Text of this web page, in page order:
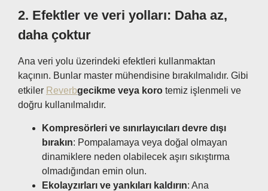
2. Efektler ve veri yolları: Daha az,
daha çoktur
Ana veri yolu üzerindeki efektleri kullanmaktan
kaçının. Bunlar master mühendisine bırakılmalıdır. Gibi
etkiler Reverbgecikme veya koro temiz işlenmeli ve
doğru kullanılmalıdır.
Kompresörleri ve sınırlayıcıları devre dışı
bırakın: Pompalamaya veya doğal olmayan
dinamiklere neden olabilecek aşırı sıkıştırma
olmadığından emin olun.
Ekolayzırları ve yankıları kaldırın: Ana